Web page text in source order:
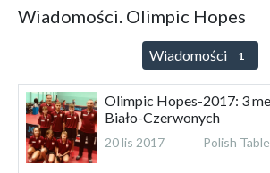
Wiadomości. Olimpic Hopes
Wiadomości 1
Olimpic Hopes-2017: 3
Biało-Czerwonych
20 lis 2017 Polish